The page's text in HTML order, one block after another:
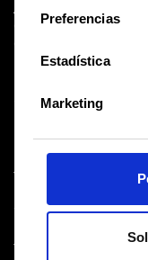
n
Preferencias
Estadística
Marketing
Aviso legal
Cookies
Condiciones de
Proveedores
Salud y seguridad
Tata Steel UK
7HS
Registered in
T: +44 (0) 20 7717